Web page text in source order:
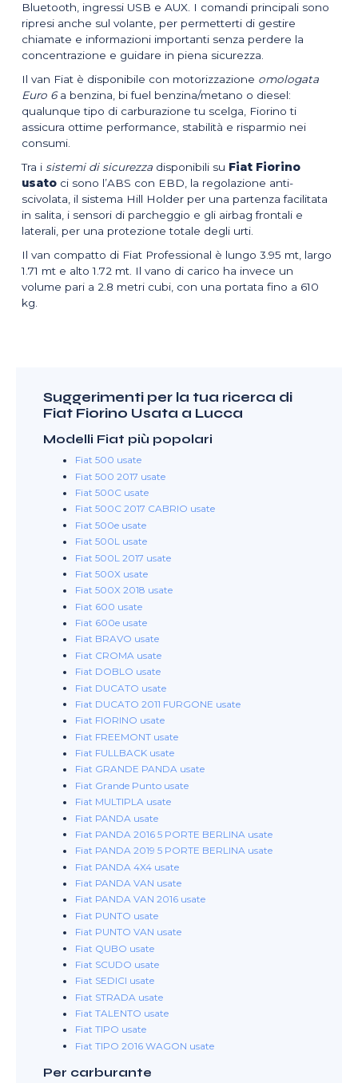
Bluetooth, ingressi USB e AUX. I comandi principali sono
ripresi anche sul volante, per permetterti di gestire
chiamate e informazioni importanti senza perdere la
concentrazione e guidare in piena sicurezza.
Il van Fiat è disponibile con motorizzazione omologata
Euro 6a benzina, bi fuel benzina/metano o diesel:
qualunque tipo di carburazione tu scelga, Fiorino ti
assicura ottime performance, stabilità e risparmio nei
consumi.
Tra i sistemi di sicurezza disponibili su Fiat Fiorino
usato ci sono l’ABS con EBD, la regolazione anti-
scivolata, il sistema Hill Holder per una partenza facilitata
in salita, i sensori di parcheggio e gli airbag frontali e
laterali, per una protezione totale degli urti.
Il van compatto di Fiat Professional è lungo 3.95 mt, largo
1.71 mt e alto 1.72 mt. Il vano di carico ha invece un
volume pari a 2.8 metri cubi, con una portata fino a 610
kg.
Suggerimenti per la tua ricerca di
Fiat Fiorino Usata a Lucca
Modelli Fiat più popolari
Fiat 500 usate
Fiat 500 2017 usate
Fiat 500C usate
Fiat 500C 2017 CABRIO usate
Fiat 500e usate
Fiat 500L usate
Fiat 500L 2017 usate
Fiat 500X usate
Fiat 500X 2018 usate
Fiat 600 usate
Fiat 600e usate
Fiat BRAVO usate
Fiat CROMA usate
Fiat DOBLO usate
Fiat DUCATO usate
Fiat DUCATO 2011 FURGONE usate
Fiat FIORINO usate
Fiat FREEMONT usate
Fiat FULLBACK usate
Fiat GRANDE PANDA usate
Fiat Grande Punto usate
Fiat MULTIPLA usate
Fiat PANDA usate
Fiat PANDA 2016 5 PORTE BERLINA usate
Fiat PANDA 2019 5 PORTE BERLINA usate
Fiat PANDA 4X4 usate
Fiat PANDA VAN usate
Fiat PANDA VAN 2016 usate
Fiat PUNTO usate
Fiat PUNTO VAN usate
Fiat QUBO usate
Fiat SCUDO usate
Fiat SEDICI usate
Fiat STRADA usate
Fiat TALENTO usate
Fiat TIPO usate
Fiat TIPO 2016 WAGON usate
Per carburante